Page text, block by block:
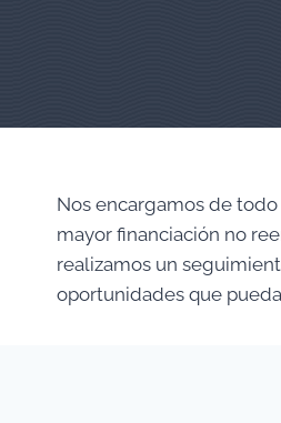
Nos encargamos de
mayor financiación no
realizamos un
oportunidades que